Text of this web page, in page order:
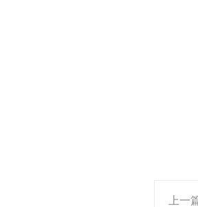
上一